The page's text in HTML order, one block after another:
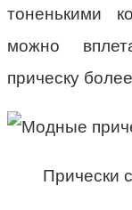
тоненькими
можно
прическу
Прически